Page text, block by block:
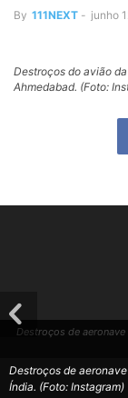
By 111NEXT - junho
Destroços do avião
Ahmedabad. (Foto:
Destroços de
Destroços de
Índia. (Foto: Instagram)